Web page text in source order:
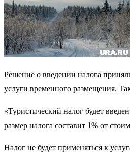
Решение о введении налога
услуги временного размещения.
«Туристический налог будет
размер налога составит 1% от
Налог не будет применяться к